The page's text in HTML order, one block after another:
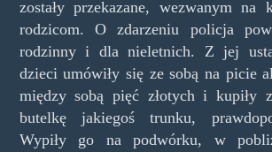
zostały przekazane, wezwanym na
rodzicom. O zdarzeniu policja
rodzinny i dla nieletnich. Z jej
dzieci umówiły się ze sobą na picie
między sobą pięć złotych i kupiły
butelkę jakiegoś trunku,
Wypiły go na podwórku, w